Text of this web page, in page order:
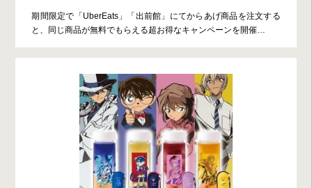
期間限定で「UberEats」「出前館」にてからあげ商品を注文する
と、同じ商品が無料でもらえる超お得なキャンペーンを開催